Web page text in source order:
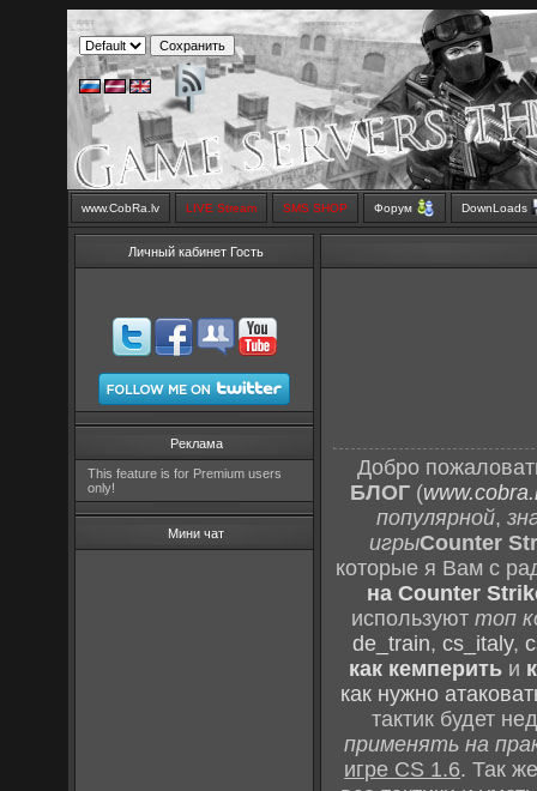
www.CobRa.lv LIVE Stream SMS SHOP Форум DownLoads
Личный кабинет Гость
Реклама
This feature is for Premium users
only!
Мини чат
Добро
БЛОГ(
популярной,
игрыCounter
которые я Вам с
на Counter
используют топ
de_train, cs_italy,
как кемперить и
как нужно
тактик будет
применять на
игре CS 1.6. Так